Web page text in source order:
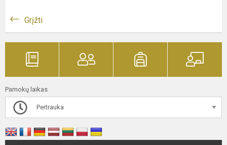
Grįžti
Pamokų laikas
Pertrauka